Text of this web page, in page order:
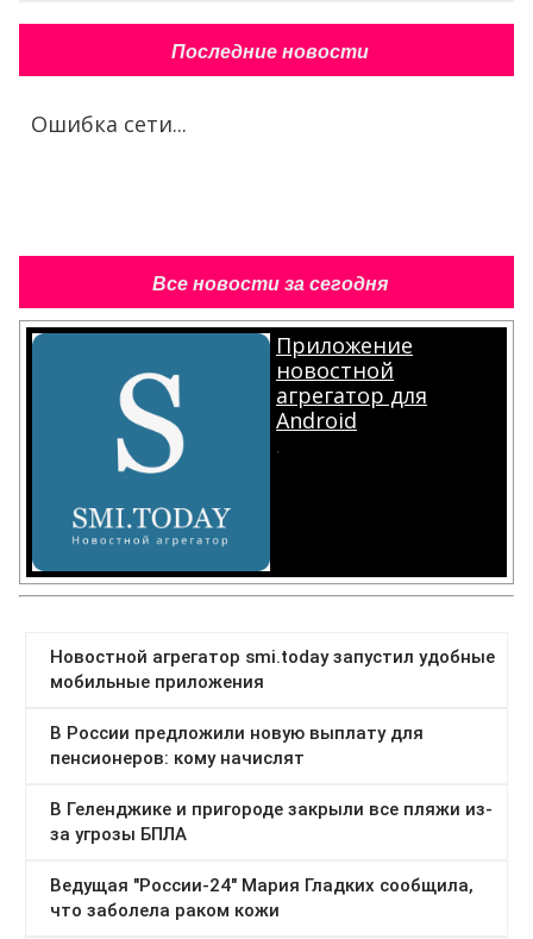
Последние новости
Ошибка сети...
Все новости за сегодня
Приложение
новостной
агрегатор для
Android
.